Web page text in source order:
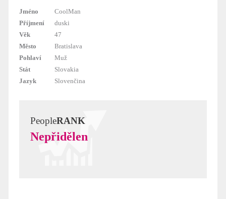
Jméno
CoolMan
Příjmení
duski
Věk
47
Město
Bratislava
Pohlaví
Muž
Stát
Slovakia
Jazyk
Slovenčina
PeopleRANK
Nepřidělen